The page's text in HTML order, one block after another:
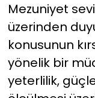
Mezuniyet
üzerinden
konusunun
yönelik bir
yeterlilik,